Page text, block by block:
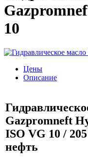
10
Цены
Описание
Gazpromneft
ISO VG 10 /
нефть